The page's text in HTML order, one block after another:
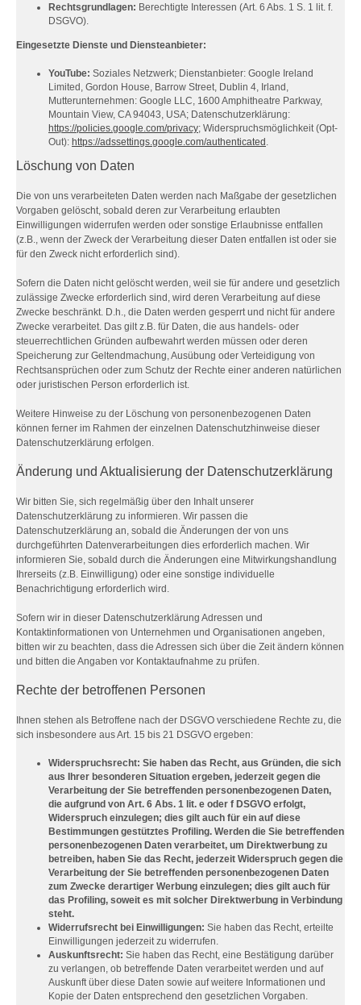
Rechtsgrundlagen: Berechtigte Interessen (Art. 6 Abs. 1 S. 1 lit. f.
DSGVO).
Eingesetzte Dienste und Diensteanbieter:
YouTube: Soziales Netzwerk; Dienstanbieter: Google Ireland
Limited, Gordon House, Barrow Street, Dublin 4, Irland,
Mutterunternehmen: Google LLC, 1600 Amphitheatre Parkway,
Mountain View, CA 94043, USA; Datenschutzerklärung:
https://policies.google.com/privacy; Widerspruchsmöglichkeit (Opt-
Out): https://adssettings.google.com/authenticated .
Löschung von Daten
Die von uns verarbeiteten Daten werden nach Maßgabe der gesetzlichen
Vorgaben gelöscht, sobald deren zur Verarbeitung erlaubten
Einwilligungen widerrufen werden oder sonstige Erlaubnisse entfallen
(z.B., wenn der Zweck der Verarbeitung dieser Daten entfallen ist oder sie
für den Zweck nicht erforderlich sind).
Sofern die Daten nicht gelöscht werden, weil sie für andere und gesetzlich
zulässige Zwecke erforderlich sind, wird deren Verarbeitung auf diese
Zwecke beschränkt. D.h., die Daten werden gesperrt und nicht für andere
Zwecke verarbeitet. Das gilt z.B. für Daten, die aus handels- oder
steuerrechtlichen Gründen aufbewahrt werden müssen oder deren
Speicherung zur Geltendmachung, Ausübung oder Verteidigung von
Rechtsansprüchen oder zum Schutz der Rechte einer anderen natürlichen
oder juristischen Person erforderlich ist.
Weitere Hinweise zu der Löschung von personenbezogenen Daten
können ferner im Rahmen der einzelnen Datenschutzhinweise dieser
Datenschutzerklärung erfolgen.
Änderung und Aktualisierung der Datenschutzerklärung
Wir bitten Sie, sich regelmäßig über den Inhalt unserer
Datenschutzerklärung zu informieren. Wir passen die
Datenschutzerklärung an, sobald die Änderungen der von uns
durchgeführten Datenverarbeitungen dies erforderlich machen. Wir
informieren Sie, sobald durch die Änderungen eine Mitwirkungshandlung
Ihrerseits (z.B. Einwilligung) oder eine sonstige individuelle
Benachrichtigung erforderlich wird.
Sofern wir in dieser Datenschutzerklärung Adressen und
Kontaktinformationen von Unternehmen und Organisationen angeben,
bitten wir zu beachten, dass die Adressen sich über die Zeit ändern können
und bitten die Angaben vor Kontaktaufnahme zu prüfen.
Rechte der betroffenen Personen
Ihnen stehen als Betroffene nach der DSGVO verschiedene Rechte zu, die
sich insbesondere aus Art. 15 bis 21 DSGVO ergeben:
Widerspruchsrecht: Sie haben das Recht, aus Gründen, die sich
aus Ihrer besonderen Situation ergeben, jederzeit gegen die
Verarbeitung der Sie betreffenden personenbezogenen Daten,
die aufgrund von Art. 6 Abs. 1 lit. e oder f DSGVO erfolgt,
Widerspruch einzulegen; dies gilt auch für ein auf diese
Bestimmungen gestütztes Profiling. Werden die Sie betreffenden
personenbezogenen Daten verarbeitet, um Direktwerbung zu
betreiben, haben Sie das Recht, jederzeit Widerspruch gegen die
Verarbeitung der Sie betreffenden personenbezogenen Daten
zum Zwecke derartiger Werbung einzulegen; dies gilt auch für
das Profiling, soweit es mit solcher Direktwerbung in Verbindung
steht.
Widerrufsrecht bei Einwilligungen: Sie haben das Recht, erteilte
Einwilligungen jederzeit zu widerrufen.
Auskunftsrecht: Sie haben das Recht, eine Bestätigung darüber
zu verlangen, ob betreffende Daten verarbeitet werden und auf
Auskunft über diese Daten sowie auf weitere Informationen und
Kopie der Daten entsprechend den gesetzlichen Vorgaben.